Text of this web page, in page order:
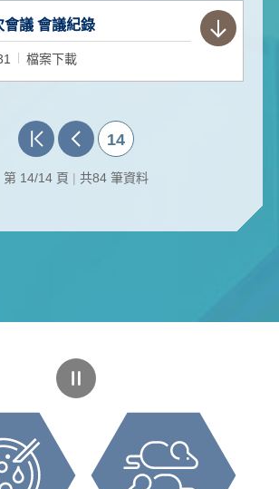
會議 會議紀錄
檔案下載
14
第 14/14 頁 | 共84 筆資料